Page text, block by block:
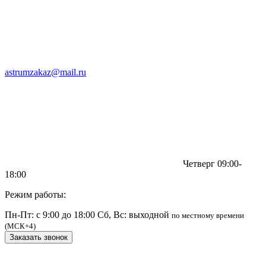
astrumzakaz@mail.ru
Четверг 09:00-
18:00
Режим работы:
Пн-Пт: с 9:00 до 18:00 Сб, Вс: выходной по местному времени
(МСК+4)
Заказать звонок